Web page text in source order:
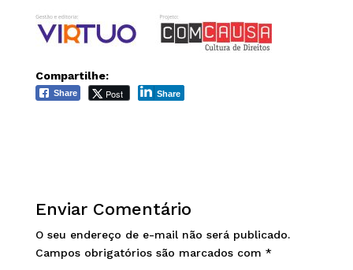
Compartilhe:
Share Post Share
Enviar Comentário
O seu endereço de e-mail não será publicado.
Campos obrigatórios são marcados com *